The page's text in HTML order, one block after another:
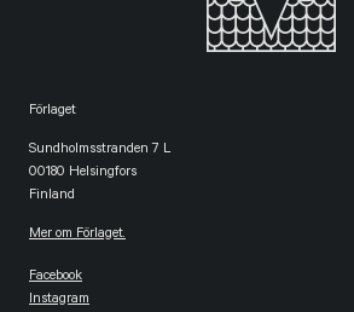
Förlaget
Sundholmsstranden 7 L
00180 Helsingfors
Finland
Mer om Förlaget.
Facebook
Instagram